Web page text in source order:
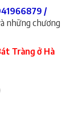
/
những chương
Tràng ở Hà